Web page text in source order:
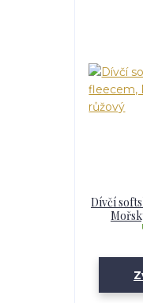
Dívčí